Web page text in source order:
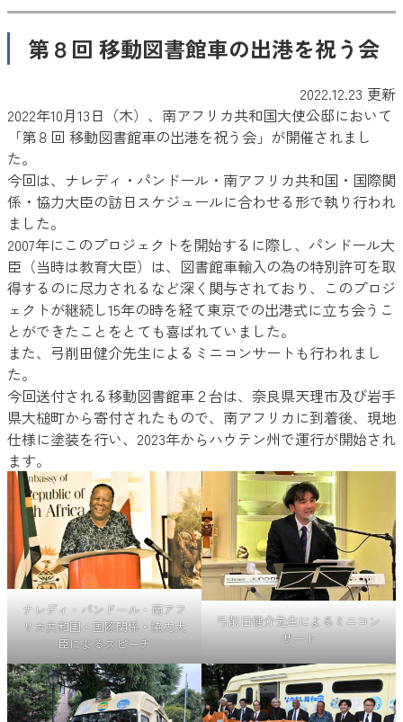
第８回 移動図書館車の出港を祝う会
2022.12.23 更新
2022年10月13日（木）、南アフリカ共和国大使公邸において
「第８回 移動図書館車の出港を祝う会」が開催されまし
た。
今回は、ナレディ・パンドール・南アフリカ共和国・国際関
係・協力大臣の訪日スケジュールに合わせる形で執り行われ
ました。
2007年にこのプロジェクトを開始するに際し、パンドール大
臣（当時は教育大臣）は、図書館車輸入の為の特別許可を取
得するのに尽力されるなど深く関与されており、このプロジ
ェクトが継続し15年の時を経て東京での出港式に立ち会うこ
とができたことをとても喜ばれていました。
また、弓削田健介先生によるミニコンサートも行われまし
た。
今回送付される移動図書館車２台は、奈良県天理市及び岩手
県大槌町から寄付されたもので、南アフリカに到着後、現地
仕様に塗装を行い、2023年からハウテン州で運行が開始され
ます。
ナレディ・パンドール・南アフ
リカ共和国・国際関係・協力大
臣によるスピーチ
弓削田健介先生によるミニコン
サート